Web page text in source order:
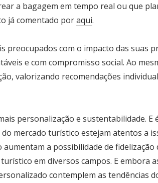
a bagagem em tempo real ou que
já comentado poraqui.
preocupados com o impacto das suas
e com compromisso social. Ao
valorizando recomendações
personalização e sustentabilidade. E
mercado turístico estejam atentos a
a possibilidade de fidelização
em diversos campos. E embora
contemplem as tendências